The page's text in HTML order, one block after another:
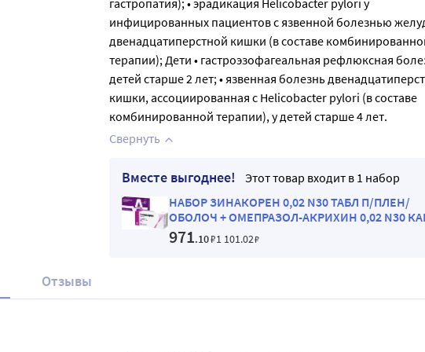
гастропатия); • эрадикация Helicobacter pylori у
инфицированных пациентов с язвенной болезнью
двенадцатиперстной кишки (в составе
терапии); Дети • гастроэзофагеальная рефлюксная
детей старше 2 лет; • язвенная болезнь
кишки, ассоциированная с Helicobacter pylori (в составе
комбинированной терапии), у детей старше 4 лет.
Свернуть
Вместе выгоднее!
Этот товар входит в 1 набор
НАБОР ЗИНАКОРЕН 0,02 N30 ТАБЛ П/ПЛЕН/
ОБОЛОЧ + ОМЕПРАЗОЛ-АКРИХИН 0,02 N30
КИШЕЧНОРАСТВО закажи со скидкой 10%
971.10₽1 101.02₽
Отзывы